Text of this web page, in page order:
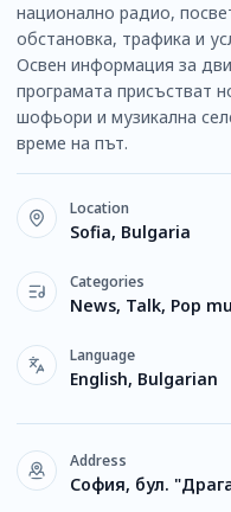
национално радио,
обстановка, трафика и
Освен информация за
програмата присъстват
шофьори и музикална
време на път.
Location
Sofia, Bulgaria
Categories
News, Talk, Pop
Language
English, Bulgarian
Address
София, бул.